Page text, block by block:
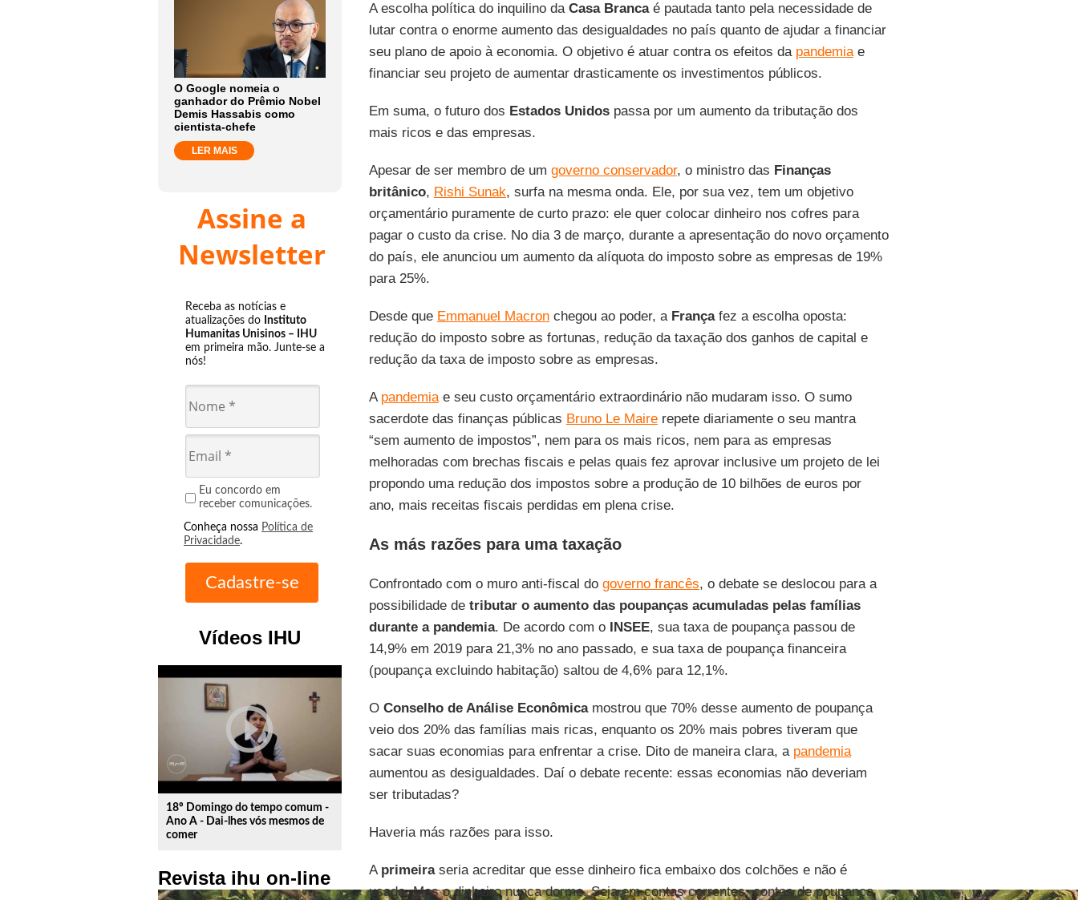
O Google nomeia o
ganhador do Prêmio Nobel
Demis Hassabis como
cientista-chefe
LER MAIS
Assine a
Newsletter
Receba as notícias e
atualizações do Instituto
Humanitas Unisinos – IHU
em primeira mão. Junte-se a
nós!
Eu concordo em
receber comunicações.
Conheça nossa Política de
Privacidade.
Vídeos IHU
play_circle_outline
18º Domingo do tempo comum -
Ano A - Dai-lhes vós mesmos de
comer
Revista ihu on-line
A escolha política do inquilino da Casa Brancaé pautada tanto pela necessidade de
lutar contra o enorme aumento das desigualdades no país quanto de ajudar a financiar
seu plano de apoio à economia. O objetivo é atuar contra os efeitos da pandemiae
financiar seu projeto de aumentar drasticamente os investimentos públicos.
Em suma, o futuro dos Estados Unidospassa por um aumento da tributação dos
mais ricos e das empresas.
Apesar de ser membro de um governo conservador, o ministro das Finanças
britânico, Rishi Sunak, surfa na mesma onda. Ele, por sua vez, tem um objetivo
orçamentário puramente de curto prazo: ele quer colocar dinheiro nos cofres para
pagar o custo da crise. No dia 3 de março, durante a apresentação do novo orçamento
do país, ele anunciou um aumento da alíquota do imposto sobre as empresas de 19%
para 25%.
Desde que Emmanuel Macronchegou ao poder, a Françafez a escolha oposta:
redução do imposto sobre as fortunas, redução da taxação dos ganhos de capital e
redução da taxa de imposto sobre as empresas.
A pandemiae seu custo orçamentário extraordinário não mudaram isso. O sumo
sacerdote das finanças públicas Bruno Le Mairerepete diariamente o seu mantra
“sem aumento de impostos”, nem para os mais ricos, nem para as empresas
melhoradas com brechas fiscais e pelas quais fez aprovar inclusive um projeto de lei
propondo uma redução dos impostos sobre a produção de 10 bilhões de euros por
ano, mais receitas fiscais perdidas em plena crise.
As más razões para uma taxação
Confrontado com o muro anti-fiscal do governo francês, o debate se deslocou para a
possibilidade de tributar o aumento das poupanças acumuladas pelas famílias
durante a pandemia. De acordo com o INSEE, sua taxa de poupança passou de
14,9% em 2019 para 21,3% no ano passado, e sua taxa de poupança financeira
(poupança excluindo habitação) saltou de 4,6% para 12,1%.
O Conselho de Análise Econômicamostrou que 70% desse aumento de poupança
veio dos 20% das famílias mais ricas, enquanto os 20% mais pobres tiveram que
sacar suas economias para enfrentar a crise. Dito de maneira clara, a pandemia
aumentou as desigualdades. Daí o debate recente: essas economias não deveriam
ser tributadas?
Haveria más razões para isso.
A primeiraseria acreditar que esse dinheiro fica embaixo dos colchões e não é
usado. Mas o dinheiro nunca dorme. Seja em contas correntes, contas de poupança